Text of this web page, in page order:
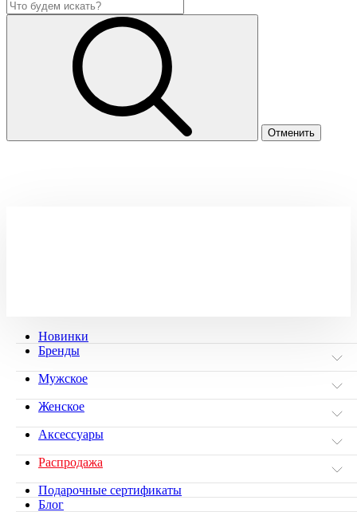
Новинки
Бренды
Мужское
Женское
Аксессуары
Распродажа
Подарочные сертификаты
Блог